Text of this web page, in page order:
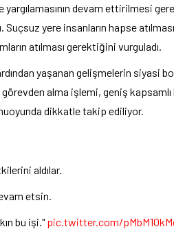
yargılamasının devam ettirilmesi
yere insanların hapse
atılması gerektiğini vurguladı.
yaşanan gelişmelerin siyasi
görevden alma işlemi, geniş
dikkatle takip ediliyor.
aldılar.
etsin.
bu işi." pic.twitter.com/